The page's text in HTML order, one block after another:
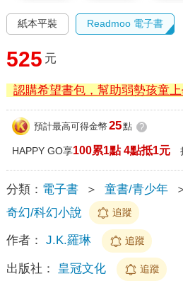
紙本平裝 Readmoo 電子書
525 元
認購希望書包，幫助弱勢孩童上
預計最高可得金幣 25點 ?
HAPPY GO享100累1點 4點抵1元
分類： 電子書 ＞ 童書/青少年
奇幻/科幻小說
追蹤
作者： J.K.羅琳 追蹤
出版社： 皇冠文化 追蹤